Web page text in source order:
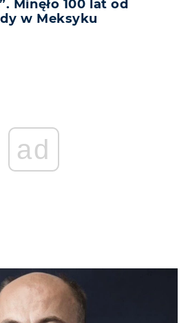
Minęło 100 lat od
w Meksyku
ad